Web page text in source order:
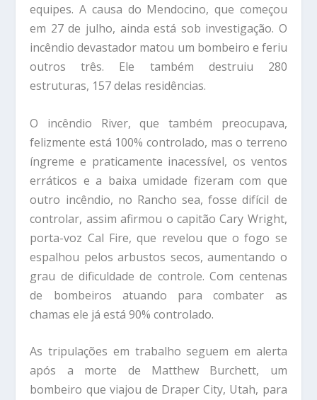
equipes. A causa do Mendocino, que começou
em 27 de julho, ainda está sob investigação. O
incêndio devastador matou um bombeiro e feriu
outros três. Ele também destruiu 280
estruturas, 157 delas residências.
O incêndio River, que também preocupava,
felizmente está 100% controlado, mas o terreno
íngreme e praticamente inacessível, os ventos
erráticos e a baixa umidade fizeram com que
outro incêndio, no Rancho sea, fosse difícil de
controlar, assim afirmou o capitão Cary Wright,
porta-voz Cal Fire, que revelou que o fogo se
espalhou pelos arbustos secos, aumentando o
grau de dificuldade de controle. Com centenas
de bombeiros atuando para combater as
chamas ele já está 90% controlado.
As tripulações em trabalho seguem em alerta
após a morte de Matthew Burchett, um
bombeiro que viajou de Draper City, Utah, para